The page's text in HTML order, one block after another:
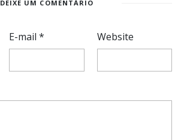
DEIXE UM COMENTÁRIO
E-mail* Website